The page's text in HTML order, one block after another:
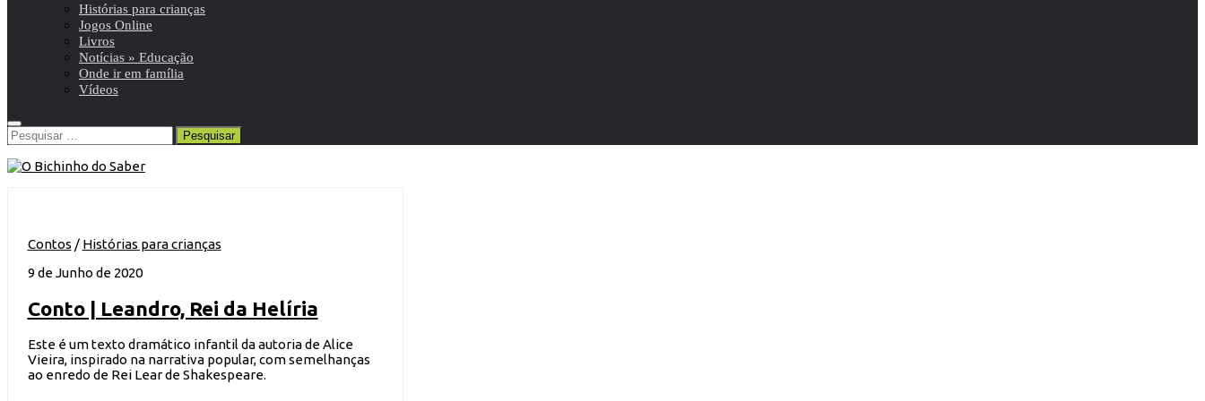
Histórias para crianças
Jogos Online
Livros
Notícias » Educação
Onde ir em família
Vídeos
Pesquisar
por:
Contos / Histórias para crianças
9 de Junho de 2020
Conto | Leandro, Rei da Helíria
Este é um texto dramático infantil da autoria de Alice
Vieira, inspirado na narrativa popular, com semelhanças
ao enredo de Rei Lear de Shakespeare.